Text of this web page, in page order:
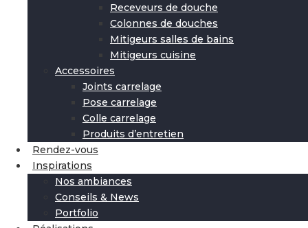
Receveurs de douche
Colonnes de douches
Mitigeurs salles de bains
Mitigeurs cuisine
Accessoires
Joints carrelage
Pose carrelage
Colle carrelage
Produits d’entretien
Rendez-vous
Inspirations
Nos ambiances
Conseils & News
Portfolio